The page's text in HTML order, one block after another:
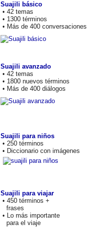
Suajili básico
• 42 temas
• 1300 términos
• Más de 400 conversaciones
Suajili avanzado
• 42 temas
• 1800 nuevos términos
• Más de 400 diálogos
Suajili para niños
• 250 términos
• Diccionario con imágenes
Suajili para viajar
• 450 términos +
frases
• Lo más importante
para el viaje